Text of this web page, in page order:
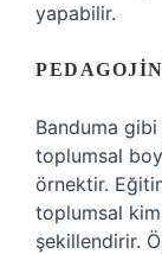
yapabilir.
Banduma
toplumsal
örnektir.
toplumsal
şekillendirir.